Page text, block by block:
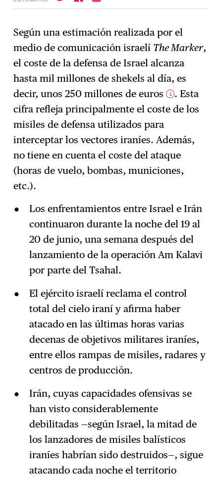
→ Suscríbase
Según una estimación realizada por el
medio de comunicación israelí The Marker,
el coste de la defensa de Israel alcanza
hasta mil millones de shekels al día, es
decir, unos 250 millones de euros 1 . Esta
cifra refleja principalmente el coste de los
misiles de defensa utilizados para
interceptar los vectores iraníes. Además,
no tiene en cuenta el coste del ataque
(horas de vuelo, bombas, municiones,
etc.).
Los enfrentamientos entre Israel e Irán
continuaron durante la noche del 19 al
20 de junio, una semana después del
lanzamiento de la operación Am Kalavi
por parte del Tsahal.
El ejército israelí reclama el control
total del cielo iraní y afirma haber
atacado en las últimas horas varias
decenas de objetivos militares iraníes,
entre ellos rampas de misiles, radares y
centros de producción.
Irán, cuyas capacidades ofensivas se
han visto considerablemente
debilitadas —según Israel, la mitad de
los lanzadores de misiles balísticos
iraníes habrían sido destruidos—, sigue
atacando cada noche el territorio